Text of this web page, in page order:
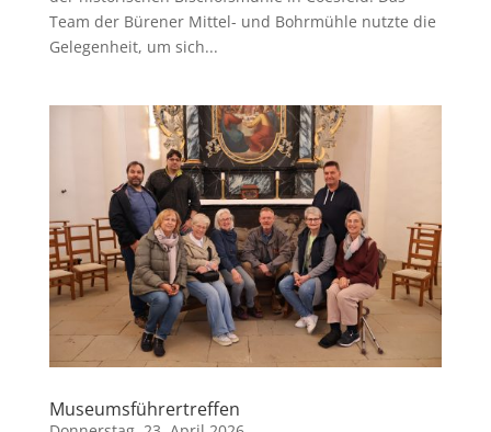
Team der Bürener Mittel- und Bohrmühle nutzte die
Gelegenheit, um sich...
Museumsführertreffen